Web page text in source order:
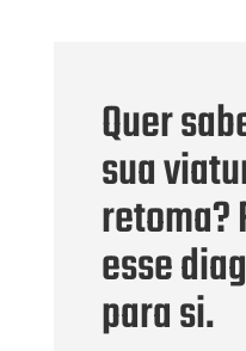
Quer
sua
retoma?
esse
para si.